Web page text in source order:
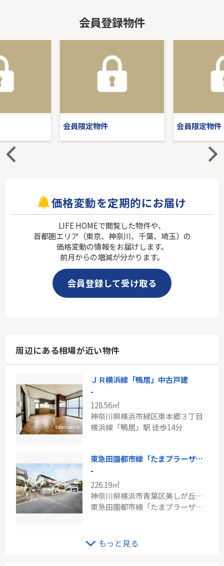
会員登録物件
会員限定物件 会員限定物件
価格変動を定期的にお届け
LIFE HOMEで閲覧した物件や、
首都圏エリア（東京、神奈川、千葉、埼玉）の
価格変動の情報をお届けします。
前月からの増減が分かります。
会員登録して受け取る
周辺にある相場が近い物件
ＪＲ横浜線「鴨居」中古戸建
-
128.56㎡
神奈川県横浜市緑区東本郷３丁目
横浜線「鴨居」駅 徒歩14分
東急田園都市線「たまプラーザ」中古戸建
-
226.19㎡
神奈川県横浜市青葉区美しが丘５丁目
東急田園都市線「たまプラーザ」駅 徒歩8分
-
もっと見る